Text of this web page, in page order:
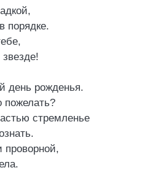
порядке.
день рожденья.
пожелать?
стремленье
проворной,